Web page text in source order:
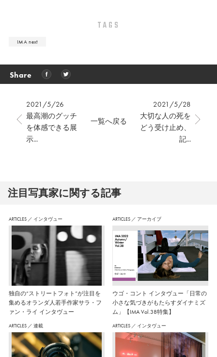
TAGS
IMA next
Share
2021/5/26
最高潮のグッチ
を体感できる展
示...
2021/5/28
大切な人の死を
どう受け止め、
記...
一覧へ戻る
注⽬写真家に関する記事
ARTICLES ／ インタヴュー
独自の“ストリートフォト”が注目を
集めるオランダ人若手作家サラ・フ
ァン・ライ インタヴュー
ARTICLES ／ アーカイブ
ウゴ・コント インタヴュー「日常の
小さな気づきがもたらすダイナミズ
ム」【IMA Vol.38特集】
ARTICLES ／ 連載 ARTICLES ／ インタヴュー